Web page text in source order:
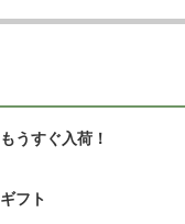
もうすぐ入荷！
ギフト